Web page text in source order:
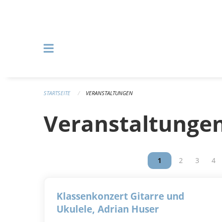
STARTSEITE VERANSTALTUNGEN
Vous êtes sur la
1 Vous êtes
2 Vous
3 4
Klassenkonzert Gitarre und
Ukulele, Adrian Huser